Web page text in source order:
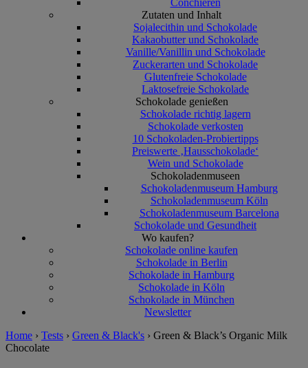
Conchieren
Zutaten und Inhalt
Sojalecithin und Schokolade
Kakaobutter und Schokolade
Vanille/Vanillin und Schokolade
Zuckerarten und Schokolade
Glutenfreie Schokolade
Laktosefreie Schokolade
Schokolade genießen
Schokolade richtig lagern
Schokolade verkosten
10 Schokoladen-Probiertipps
Preiswerte ‚Hausschokolade‘
Wein und Schokolade
Schokoladenmuseen
Schokoladenmuseum Hamburg
Schokoladenmuseum Köln
Schokoladenmuseum Barcelona
Schokolade und Gesundheit
Wo kaufen?
Schokolade online kaufen
Schokolade in Berlin
Schokolade in Hamburg
Schokolade in Köln
Schokolade in München
Newsletter
Home › Tests › Green & Black's › Green & Black’s Organic Milk
Chocolate